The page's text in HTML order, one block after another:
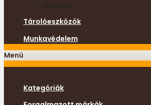
Tárolóeszközök
Munkavédelem
Menü
Kategóriák